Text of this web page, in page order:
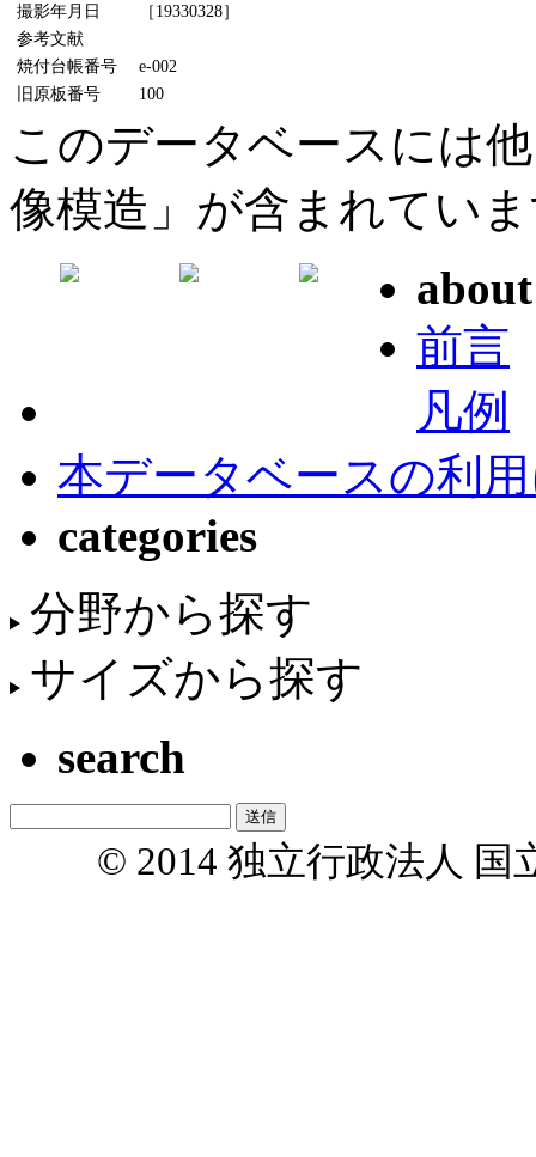
撮影年月日
［19330328］
参考文献
焼付台帳番号
e-002
旧原板番号
100
このデータベースには
像模造」が含まれてい
about
前言
凡例
本データベースの利
categories
分野から探す
サイズから探す
search
© 2014 独立行政法人 国